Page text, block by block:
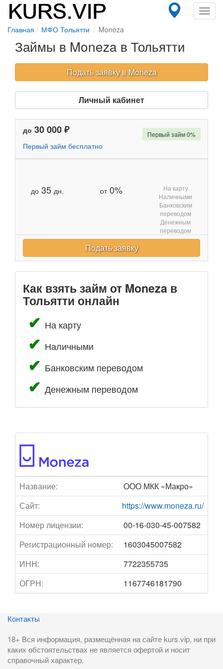
Главная МФО Тольятти Moneza
Займы в Moneza в Тольятти
Подать заявку в Moneza
Личный кабинет
до 30 000 ₽
Первый займ бесплатно
до 35 дн. от0%
Первый займ 0%
На карту
Наличными
Банковским
переводом
Денежным
переводом
Подать заявку
Как взять займ от Moneza в
Тольятти онлайн
На карту
Наличными
Банковским переводом
Денежным переводом
Название:
ООО МКК «Макро»
Сайт:
https://www.moneza.ru/
Номер лицензии:
00-16-030-45-007582
Регистрационный номер:
1603045007582
ИНН:
7722355735
ОГРН:
1167746181790
Контакты
18+ Вся информация, размещённая на сайте kurs.vip, ни при
каких обстоятельствах не является офертой и носит
справочный характер.